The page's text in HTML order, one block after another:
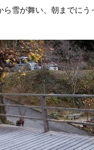
ら雪が舞い、朝までにう